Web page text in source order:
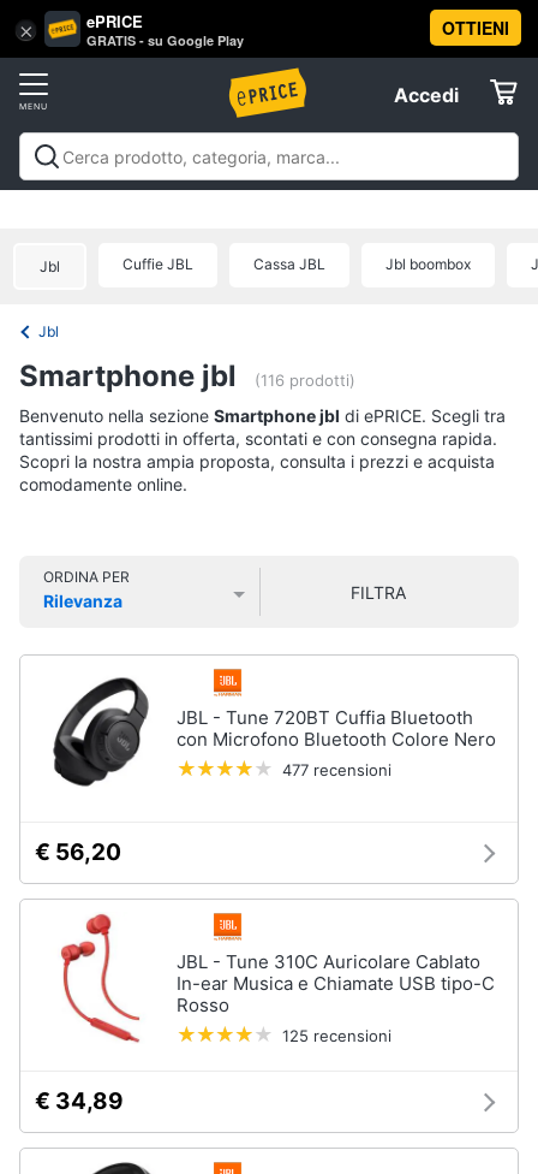
× ePRICE
GRATIS - su Google Play
OTTIENI
Accedi
Accedi
Registrati
Offerte
Tv
e
Home
Cinema
home
Audio
e
musica
Arredo
Brico
e
Giardinaggio
e
Vai
al
Jbl Cuffie JBL Cassa JBL Jbl boombox
Jbl
Smartphone jbl (116 prodotti)
Benvenuto nella sezione Smartphone jbl di ePRICE. Scegli tra
tantissimi prodotti in offerta, scontati e con consegna rapida.
Scopri la nostra ampia proposta, consulta i prezzi e acquista
comodamente online.
ORDINA PER
Rilevanza
FILTRA
JBL - Tune 720BT Cuffia Bluetooth
con Microfono Bluetooth Colore Nero
477 recensioni
€ 56,20
JBL - Tune 310C Auricolare Cablato
In-ear Musica e Chiamate USB tipo-C
Rosso
125 recensioni
€ 34,89